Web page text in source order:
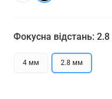
Фокусна відстань:
4 мм 2.8 мм